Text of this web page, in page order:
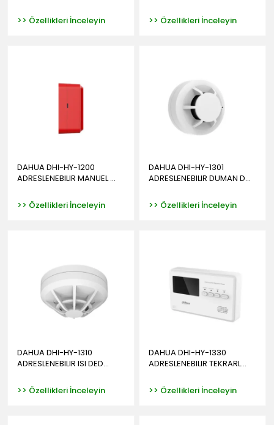
>> Özellikleri İnceleyin >> Özellikleri İnceleyin
DAHUA DHI-HY-1200
ADRESLENEBILIR MANUEL ...
>> Özellikleri İnceleyin
DAHUA DHI-HY-1301
ADRESLENEBILIR DUMAN D...
>> Özellikleri İnceleyin
DAHUA DHI-HY-1310
ADRESLENEBILIR ISI DED...
>> Özellikleri İnceleyin
DAHUA DHI-HY-1330
ADRESLENEBILIR TEKRARL...
>> Özellikleri İnceleyin